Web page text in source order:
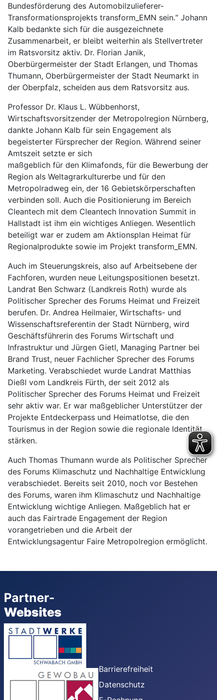
Bundesförderung des Automobilzulieferer-
Transformationsprojekts transform_EMN sein.“ Johann
Kalb bedankte sich für die ausgezeichnete
Zusammenarbeit, er bleibt weiterhin als Stellvertreter
im Ratsvorsitz aktiv. Dr. Florian Janik,
Oberbürgermeister der Stadt Erlangen, und Thomas
Thumann, Oberbürgermeister der Stadt Neumarkt in
der Oberpfalz, scheiden aus dem Ratsvorsitz aus.
Professor Dr. Klaus L. Wübbenhorst,
Wirtschaftsvorsitzender der Metropolregion Nürnberg,
dankte Johann Kalb für sein Engagement als
begeisterter Fürsprecher der Region. Während seiner
Amtszeit setzte er sich
maßgeblich für den Klimafonds, für die Bewerbung der
Region als Weltagrarkulturerbe und für den
Metropolradweg ein, der 16 Gebietskörperschaften
verbinden soll. Auch die Positionierung im Bereich
Cleantech mit dem Cleantech Innovation Summit in
Hallstadt ist ihm ein wichtiges Anliegen. Wesentlich
beteiligt war er zudem am Aktionsplan Heimat für
Regionalprodukte sowie im Projekt transform_EMN.
Auch im Steuerungskreis, also auf Arbeitsebene der
Fachforen, wurden neue Leitungspositionen besetzt.
Landrat Ben Schwarz (Landkreis Roth) wurde als
Politischer Sprecher des Forums Heimat und Freizeit
berufen. Dr. Andrea Heilmaier, Wirtschafts- und
Wissenschaftsreferentin der Stadt Nürnberg, wird
Geschäftsführerin des Forums Wirtschaft und
Infrastruktur und Jürgen Gietl, Managing Partner bei
Brand Trust, neuer Fachlicher Sprecher des Forums
Marketing. Verabschiedet wurde Landrat Matthias
Dießl vom Landkreis Fürth, der seit 2012 als
Politischer Sprecher des Forums Heimat und Freizeit
sehr aktiv war. Er war maßgeblicher Unterstützer der
Projekte Entdeckerpass und Heimatlotse, die den
Tourismus in der Region sowie die regionale Identität
stärken.
Auch Thomas Thumann wurde als Politischer Sprecher
des Forums Klimaschutz und Nachhaltige Entwicklung
verabschiedet. Bereits seit 2010, noch vor Bestehen
des Forums, waren ihm Klimaschutz und Nachhaltige
Entwicklung wichtige Anliegen. Maßgeblich hat er
auch das Fairtrade Engagement der Region
vorangetrieben und die Arbeit der
Entwicklungsagentur Faire Metropolregion ermöglicht.
Partner-
Websites
Barrierefreiheit
Datenschutz